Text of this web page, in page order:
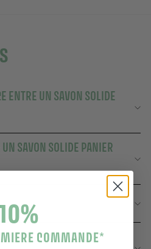
ENTRE UN SAVON SOLIDE
SAVON SOLIDE PANIER
VOUS ?
SOLIDE PANIER DES
COMMANDE*